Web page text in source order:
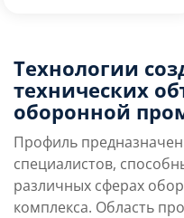
Условия поступления
Учебная программа
Технологии
технических
оборонной
Профиль
специалистов,
различных сферах
комплекса. Область